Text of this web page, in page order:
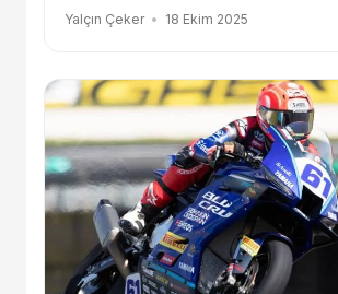
Yalçın Çeker 18 Ekim 2025